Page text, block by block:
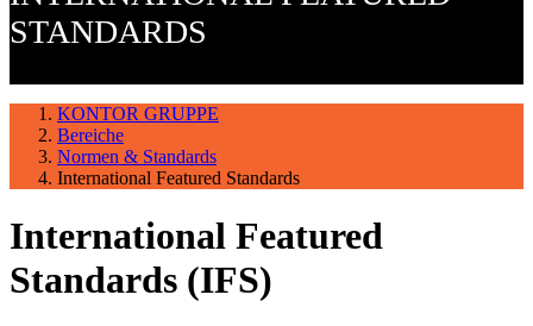
STANDARDS
KONTOR GRUPPE
Bereiche
Normen & Standards
International Featured Standards
International Featured
Standards (IFS)